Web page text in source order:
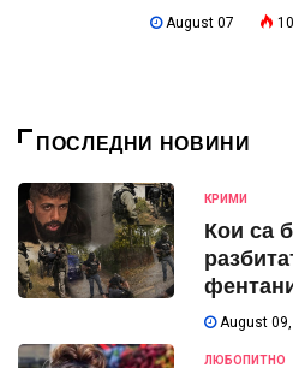
August 07
ПОСЛЕДНИ НОВИНИ
КРИМИ
Кои са
August 09,
ЛЮБОПИТНО